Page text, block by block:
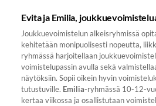
Evita ja Emilia,
Joukkuevoimistelun alkeisryhmissä
kehitetään monipuolisesti nopeutta,
ryhmässä harjoitellaan
voimistelupassin avulla sekä
näytöksiin. Sopii oikein hyvin
tutustuville. Emilia-ryhmässä 10-12-
kertaa viikossa ja osallistutaan